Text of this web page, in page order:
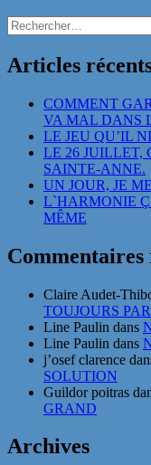
Rechercher :
Articles
COMMENT
VA MAL DANS
LE JEU QU’IL
LE 26 JUILLET,
SAINTE-ANNE.
UN JOUR, JE
L`HARMONIE
MÊME
Commentaires
Claire Audet-
TOUJOURS
Line Paulin dans
Line Paulin dans
j’osef clarence
SOLUTION
Guildor poitras
GRAND
Archives